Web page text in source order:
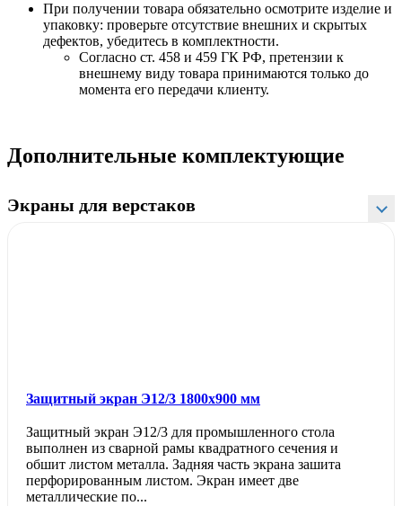
При получении товара обязательно осмотрите изделие и
упаковку: проверьте отсутствие внешних и скрытых
дефектов, убедитесь в комплектности.
Согласно ст. 458 и 459 ГК РФ, претензии к
внешнему виду товара принимаются только до
момента его передачи клиенту.
Дополнительные комплектующие
Экраны для верстаков
Защитный экран Э12/3 1800х900 мм
Защитный экран Э12/3 для промышленного стола
выполнен из сварной рамы квадратного сечения и
обшит листом металла. Задняя часть экрана зашита
перфорированным листом. Экран имеет две
металлические по...